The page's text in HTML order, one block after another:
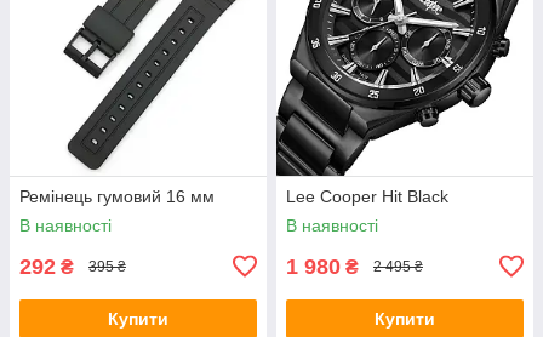
Ремінець гумовий 16 мм
В наявності
292 ₴ 395 ₴
Купити
Lee Cooper Hit Black
В наявності
1 980 ₴ 2 495 ₴
Купити